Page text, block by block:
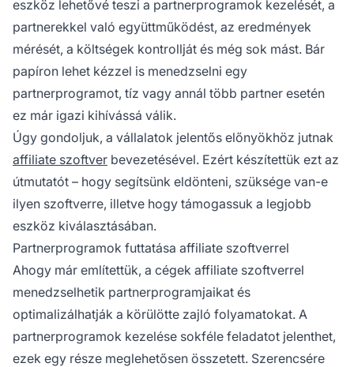
eszköz lehetővé teszi a partnerprogramok kezelését, a
partnerekkel való együttműködést, az eredmények
mérését, a költségek kontrollját és még sok mást. Bár
papíron lehet kézzel is menedzselni egy
partnerprogramot, tíz vagy annál több partner esetén
ez már igazi kihívássá válik.
Úgy gondoljuk, a vállalatok jelentős előnyökhöz jutnak
affiliate szoftver bevezetésével. Ezért készítettük ezt az
útmutatót – hogy segítsünk eldönteni, szüksége van-e
ilyen szoftverre, illetve hogy támogassuk a legjobb
eszköz kiválasztásában.
Partnerprogramok futtatása affiliate szoftverrel
Ahogy már említettük, a cégek affiliate szoftverrel
menedzselhetik partnerprogramjaikat és
optimalizálhatják a körülötte zajló folyamatokat. A
partnerprogramok kezelése sokféle feladatot jelenthet,
ezek egy része meglehetősen összetett. Szerencsére